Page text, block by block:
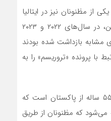
از مظنونان نیز در ایتالیا
دستگیر شده است. پیش از این، در سال‌های ۲۰۲۲ و ۲۰۲۳
مشابه بازداشت شده بودند
با پرونده «تروریسم» را به
مظنون اصلی این گروه، فردی ۵۵ ساله از پاکستان است که
که مظنونان از طریق